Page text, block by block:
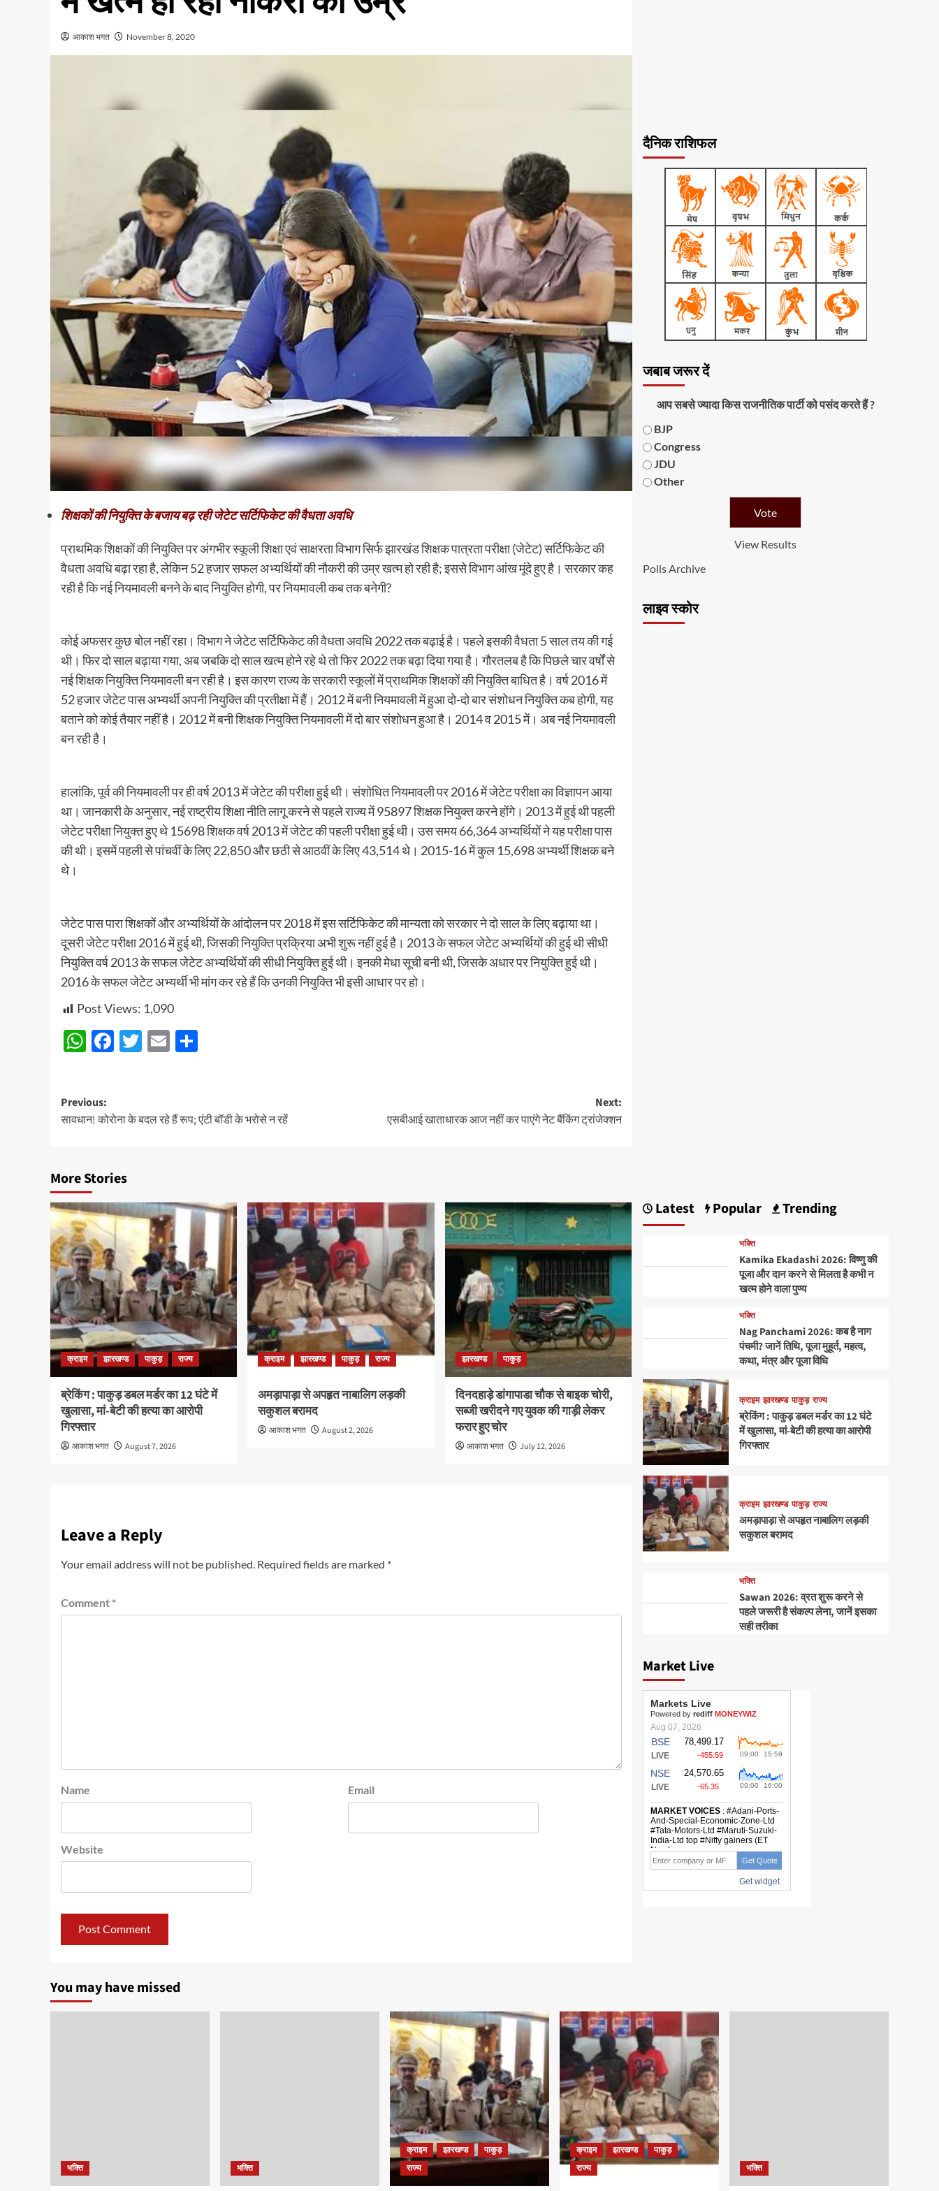
आकाश भगत November 8, 2020
शिक्षकों की नियुक्ति के बजाय बढ़ रही जेटेट सर्टिफिकेट की वैधता अवधि
प्राथमिक शिक्षकों की नियुक्ति पर अंगभीर स्कूली शिक्षा एवं साक्षरता विभाग सिर्फ झारखंड शिक्षक पात्रता परीक्षा (जेटेट) सर्टिफिकेट की
वैधता अवधि बढ़ा रहा है, लेकिन 52 हजार सफल अभ्यर्थियों की नौकरी की उम्र खत्म हो रही है; इससे विभाग आंख मूंदे हुए है। सरकार कह
रही है कि नई नियमावली बनने के बाद नियुक्ति होगी, पर नियमावली कब तक बनेगी?
कोई अफसर कुछ बोल नहीं रहा। विभाग ने जेटेट सर्टिफिकेट की वैधता अवधि 2022 तक बढ़ाई है। पहले इसकी वैधता 5 साल तय की गई
थी। फिर दो साल बढ़ाया गया, अब जबकि दो साल खत्म होने रहे थे तो फिर 2022 तक बढ़ा दिया गया है। गौरतलब है कि पिछले चार वर्षों से
नई शिक्षक नियुक्ति नियमावली बन रही है। इस कारण राज्य के सरकारी स्कूलों में प्राथमिक शिक्षकों की नियुक्ति बाधित है। वर्ष 2016 में
52 हजार जेटेट पास अभ्यर्थी अपनी नियुक्ति की प्रतीक्षा में हैं। 2012 में बनी नियमावली में हुआ दो-दो बार संशोधन नियुक्ति कब होगी, यह
बताने को कोई तैयार नहीं है। 2012 में बनी शिक्षक नियुक्ति नियमावली में दो बार संशोधन हुआ है। 2014 व 2015 में। अब नई नियमावली
बन रही है।
हालांकि, पूर्व की नियमावली पर ही वर्ष 2013 में जेटेट की परीक्षा हुई थी। संशोधित नियमावली पर 2016 में जेटेट परीक्षा का विज्ञापन आया
था। जानकारी के अनुसार, नई राष्ट्रीय शिक्षा नीति लागू करने से पहले राज्य में 95897 शिक्षक नियुक्त करने होंगे। 2013 में हुई थी पहली
जेटेट परीक्षा नियुक्त हुए थे 15698 शिक्षक वर्ष 2013 में जेटेट की पहली परीक्षा हुई थी। उस समय 66,364 अभ्यर्थियों ने यह परीक्षा पास
की थी। इसमें पहली से पांचवीं के लिए 22,850 और छठी से आठवीं के लिए 43,514 थे। 2015-16 में कुल 15,698 अभ्यर्थी शिक्षक बने
थे।
जेटेट पास पारा शिक्षकों और अभ्यर्थियों के आंदोलन पर 2018 में इस सर्टिफिकेट की मान्यता को सरकार ने दो साल के लिए बढ़ाया था।
दूसरी जेटेट परीक्षा 2016 में हुई थी, जिसकी नियुक्ति प्रक्रिया अभी शुरू नहीं हुई है। 2013 के सफल जेटेट अभ्यर्थियों की हुई थी सीधी
नियुक्ति वर्ष 2013 के सफल जेटेट अभ्यर्थियों की सीधी नियुक्ति हुई थी। इनकी मेधा सूची बनी थी, जिसके अधार पर नियुक्ति हुई थी।
2016 के सफल जेटेट अभ्यर्थी भी मांग कर रहे हैं कि उनकी नियुक्ति भी इसी आधार पर हो।
Post Views: 1,090
WhatsApp
Facebook
Twitter
Email
Post
navigation
Previous:
सावधान! कोरोना के बदल रहे हैं रूप; एंटी बॉडी के भरोसे न रहें
Next:
एसबीआई खाताधारक आज नहीं कर पाएंगे नेट बैंकिंग ट्रांजेक्शन
More Stories
क्राइम झारखण्ड पाकुड़ राज्य
ब्रेकिंग : पाकुड़ डबल मर्डर का 12 घंटे में
खुलासा, मां-बेटी की हत्या का आरोपी
गिरफ्तार
आकाश भगत August 7, 2026
क्राइम झारखण्ड पाकुड़ राज्य
अमड़ापाड़ा से अपहृत नाबालिग लड़की
सकुशल बरामद
आकाश भगत August 2, 2026
झारखण्ड पाकुड़
दिनदहाड़े डांगापाडा चौक से बाइक चोरी,
सब्जी खरीदने गए युवक की गाड़ी लेकर
फरार हुए चोर
आकाश भगत July 12, 2026
Leave a Reply
Your email address will not be published. Required fields are marked *
Comment *
Name Email
Website
दैनिक राशिफल
जबाब जरूर दें
आप सबसे ज्यादा किस राजनीतिक पार्टी को पसंद करते हैं ?
BJP
Congress
JDU
Other
View Results
Polls Archive
लाइव स्कोर
Latest Popular Trending
भक्ति
Kamika Ekadashi 2026: विष्णु की
पूजा और दान करने से मिलता है कभी न
खत्म होने वाला पुण्य
भक्ति
Nag Panchami 2026: कब है नाग
पंचमी? जानें तिथि, पूजा मुहूर्त, महत्व,
कथा, मंत्र और पूजा विधि
क्राइम झारखण्ड पाकुड़ राज्य
ब्रेकिंग : पाकुड़ डबल मर्डर का 12 घंटे
में खुलासा, मां-बेटी की हत्या का आरोपी
गिरफ्तार
क्राइम झारखण्ड पाकुड़ राज्य
अमड़ापाड़ा से अपहृत नाबालिग लड़की
सकुशल बरामद
भक्ति
Sawan 2026: व्रत शुरू करने से
पहले जरूरी है संकल्प लेना, जानें इसका
सही तरीका
Market Live
You may have missed
भक्ति भक्ति
क्राइम झारखण्ड
पाकुड़
राज्य
क्राइम झारखण्ड
पाकुड़
राज्य
भक्ति